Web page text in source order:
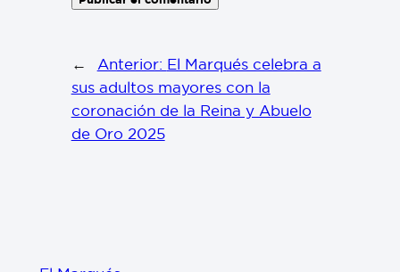
← Anterior: El Marqués celebra a
sus adultos mayores con la
coronación de la Reina y Abuelo
de Oro 2025